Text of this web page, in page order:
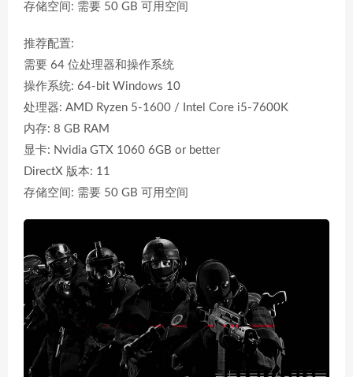
存储空间: 需要 50 GB 可用空间
推荐配置:
需要 64 位处理器和操作系统
操作系统: 64-bit Windows 10
处理器: AMD Ryzen 5-1600 / Intel Core i5-7600K
内存: 8 GB RAM
显卡: Nvidia GTX 1060 6GB or better
DirectX 版本: 11
存储空间: 需要 50 GB 可用空间